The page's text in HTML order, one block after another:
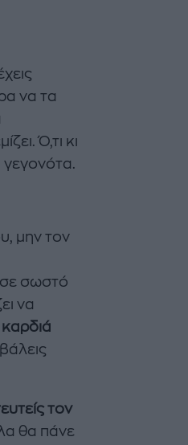
να τα
Ό,τι κι
γεγονότα.
μην τον
σε σωστό
να
τον
θα πάνε